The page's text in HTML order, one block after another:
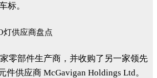
标。
零部件生产商，并收购了另一家领先
件供应商 McGavigan Holdings Ltd。